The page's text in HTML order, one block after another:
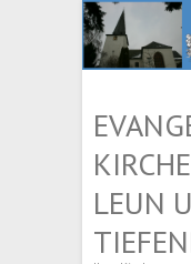
LEUN